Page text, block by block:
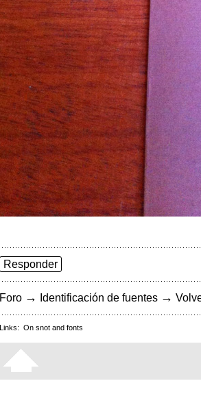
Responder
Foro → Identificación de fuentes →
Links: On snot and fonts